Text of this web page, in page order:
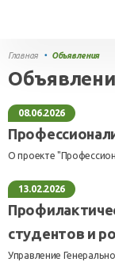
Главная • Объявления
08.06.2026
О проекте
13.02.2026
студентов и
Управление